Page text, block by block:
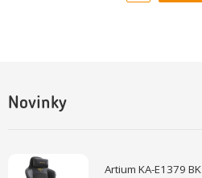
Novinky
Artium KA-E1379 BK